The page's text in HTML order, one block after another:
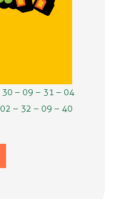
30 – 09 – 31 – 04
– 32 – 09 – 40